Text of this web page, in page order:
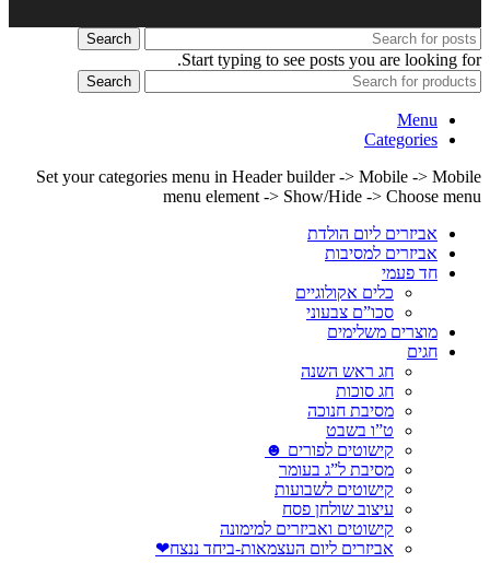
Search
Start typing to see posts you are looking for.
Search
Menu
Categories
Set your categories menu in Header builder -> Mobile -> Mobile
menu element -> Show/Hide -> Choose menu
אביזרים ליום הולדת
אביזרים למסיבות
חד פעמי
כלים אקולוגיים
סכו”ם צבעוני
מוצרים משלימים
חגים
חג ראש השנה
חג סוכות
מסיבת חנוכה
ט”ו בשבט
קישוטים לפורים ☻
מסיבת ל”ג בעומר
קישוטים לשבועות
עיצוב שולחן פסח
קישוטים ואביזרים למימונה
אביזרים ליום העצמאות-ביחד ננצח❤